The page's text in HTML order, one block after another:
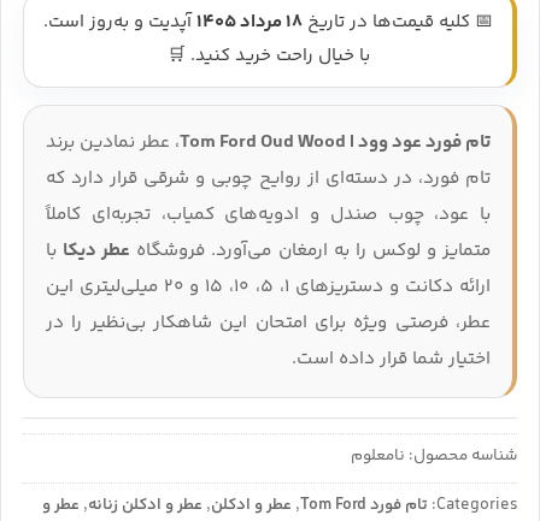
تام فورد عود وود | Tom Ford Oud Wood
، عطر نمادین برند
تام فورد، در دسته‌ای از روایح چوبی و شرقی قرار دارد که
با عود، چوب صندل و ادویه‌های کمیاب، تجربه‌ای کاملاً
متمایز و لوکس را به ارمغان می‌آورد. فروشگاه عطر دیکا با
ارائه دکانت و دستریزهای 1، 5، 10، 15 و 20 میلی‌لیتری این
عطر، فرصتی ویژه برای امتحان این شاهکار بی‌نظیر را در
اختیار شما قرار داده است.
📅 کلیه قیمت‌ها در تاریخ 18 مرداد 1405
آپدیت و به‌روز است.
با خیال راحت خرید کنید. 🛒
شناسه محصول: نامعلوم
Categories: تام فورد Tom Ford , عطر و ادکلن, عطر و ادکلن زنانه, عطر و